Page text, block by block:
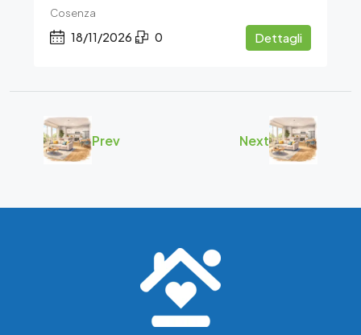
Cosenza
18/11/2026 0 Dettagli
Prev Next